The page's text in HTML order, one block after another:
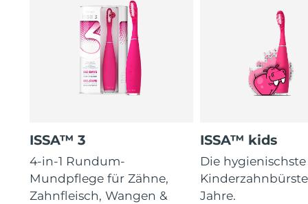
ISSA™ 3
4-in-1 Rundum-
Mundpflege für Zähne,
Zahnfleisch, Wangen &
ISSA™ kids
Die hygienischste
Jahre.